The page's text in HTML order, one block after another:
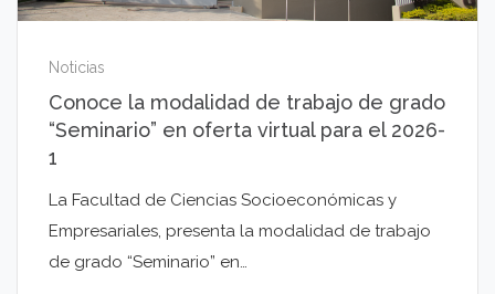
Noticias
Conoce la modalidad de trabajo de grado
“Seminario” en oferta virtual para el 2026-
1
La Facultad de Ciencias Socioeconómicas y
Empresariales, presenta la modalidad de trabajo
de grado “Seminario” en…